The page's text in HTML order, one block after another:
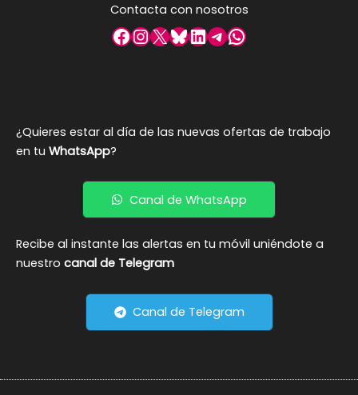
Contacta con nosotros
Facebook
Instagram
X Bluesky
LinkedIn
Telegram
WhatsApp
¿Quieres estar al día de las nuevas ofertas de trabajo
en tu WhatsApp?
Canal de WhatsApp
Recibe al instante las alertas en tu móvil uniéndote a
nuestro canal de Telegram
Canal de Telegram